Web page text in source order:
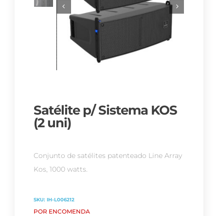
Satélite p/ Sistema KOS
(2 uni)
Conjunto de satélites patenteado Line Array
Kos, 1000 watts.
SKU: IH-L006212
POR ENCOMENDA